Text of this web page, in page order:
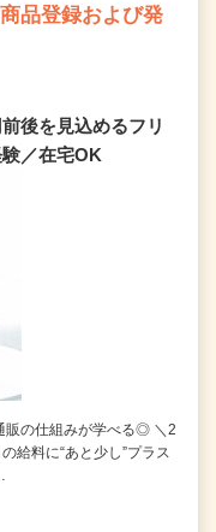
品登録および発
後を見込めるフリ
／在宅OK
販の仕組みが学べる◎ ＼2
給料に“あと少し”プラス